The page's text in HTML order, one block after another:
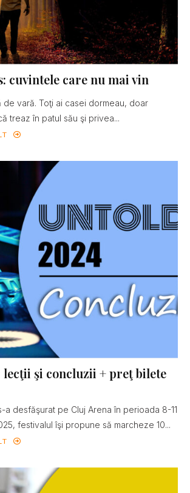
cuvintele care nu mai vin
de vară. Toţi ai casei dormeau, doar
treaz în patul său şi privea...
lecţii şi concluzii + preţ bilete
a desfăşurat pe Cluj Arena în perioada 8-11
festivalul îşi propune să marcheze 10...